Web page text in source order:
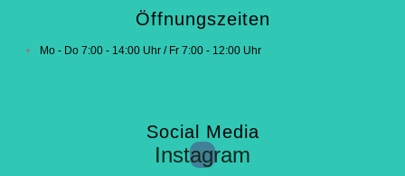
Öffnungszeiten
Mo - Do 7:00 - 14:00 Uhr / Fr 7:00 - 12:00 Uhr
Social Media
Instagram